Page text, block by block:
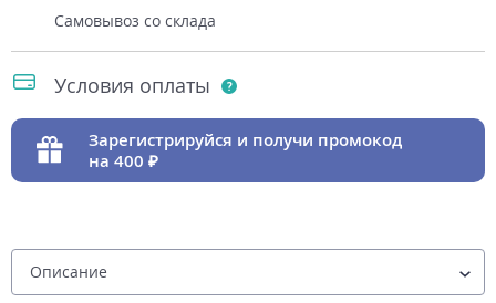
Самовывоз со склада
Условия оплаты
Зарегистрируйся и получи промокод
на 400